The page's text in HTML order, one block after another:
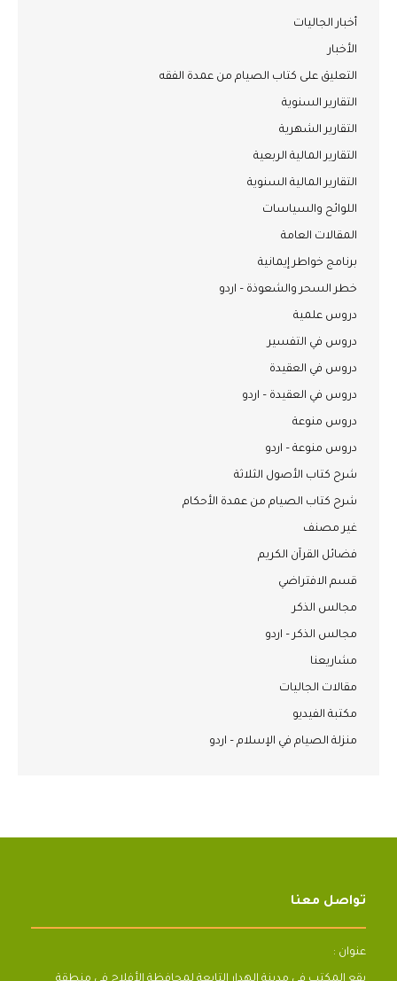
أخبار الجاليات
الأخبار
التعليق على كتاب الصيام من عمدة الفقه
التقارير السنوية
التقارير الشهرية
التقارير المالية الربعية
التقارير المالية السنوية
اللوائح والسياسات
المقالات العامة
برنامج خواطر إيمانية
خطر السحر والشعوذة – اردو
دروس علمية
دروس في التفسير
دروس في العقيدة
دروس في العقيدة – اردو
دروس منوعة
دروس منوعة – اردو
شرح كتاب الأصول الثلاثة
شرح كتاب الصيام من عمدة الأحكام
غير مصنف
فضائل القرآن الكريم
قسم الافتراضي
مجالس الذكر
مجالس الذكر – اردو
مشاريعنا
مقالات الجاليات
مكتبة الفيديو
منزلة الصيام في الإسلام – اردو
تواصل معنا
عنوان :